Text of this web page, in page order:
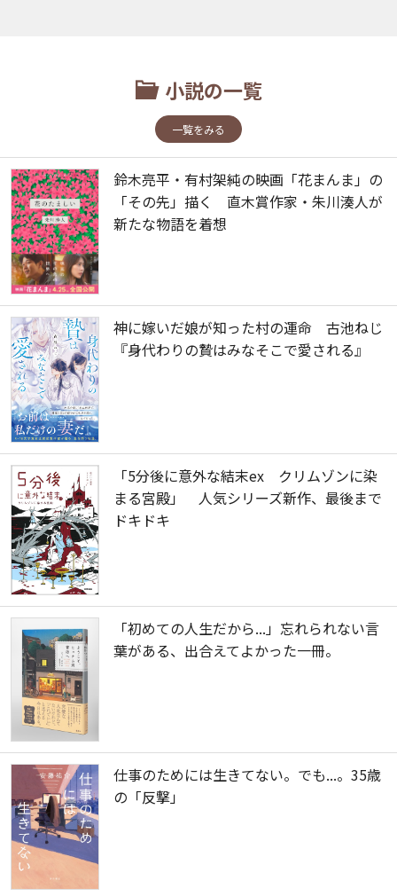
小説の一覧
一覧をみる
鈴木亮平・有村架純の映画「花まんま」の
「その先」描く 直木賞作家・朱川湊人が
新たな物語を着想
神に嫁いだ娘が知った村の運命 古池ねじ
『身代わりの贄はみなそこで愛される』
「5分後に意外な結末ex クリムゾンに染
まる宮殿」 人気シリーズ新作、最後まで
ドキドキ
「初めての人生だから...」忘れられない言
葉がある、出合えてよかった一冊。
仕事のためには生きてない。でも...。35歳
の「反撃」